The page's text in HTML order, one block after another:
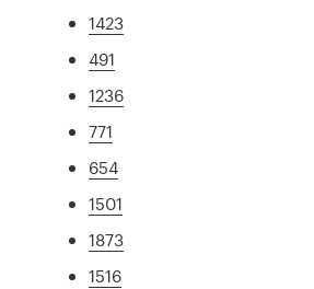
1423
491
1236
771
654
1501
1873
1516